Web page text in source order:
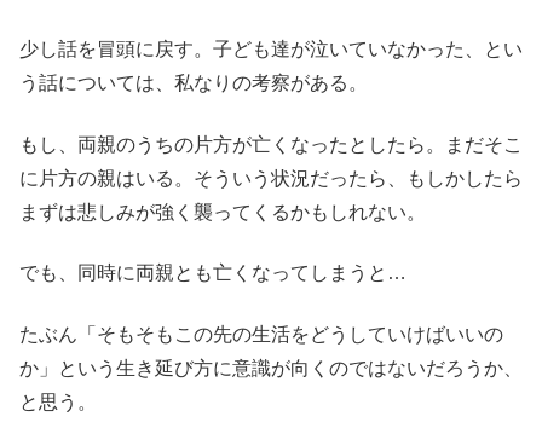
少し話を冒頭に戻す。子ども達が泣いていなかった、とい
う話については、私なりの考察がある。
もし、両親のうちの片方が亡くなったとしたら。まだそこ
に片方の親はいる。そういう状況だったら、もしかしたら
まずは悲しみが強く襲ってくるかもしれない。
でも、同時に両親とも亡くなってしまうと…
たぶん「そもそもこの先の生活をどうしていけばいいの
か」という生き延び方に意識が向くのではないだろうか、
と思う。